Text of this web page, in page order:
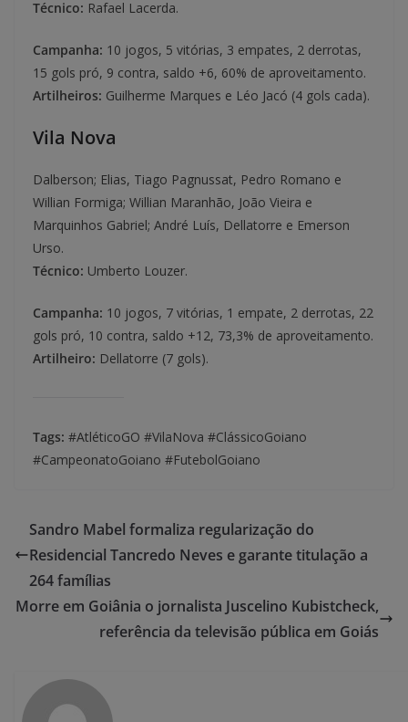
Técnico: Rafael Lacerda.
Campanha: 10 jogos, 5 vitórias, 3 empates, 2 derrotas,
15 gols pró, 9 contra, saldo +6, 60% de aproveitamento.
Artilheiros: Guilherme Marques e Léo Jacó (4 gols cada).
Vila Nova
Dalberson; Elias, Tiago Pagnussat, Pedro Romano e
Willian Formiga; Willian Maranhão, João Vieira e
Marquinhos Gabriel; André Luís, Dellatorre e Emerson
Urso.
Técnico: Umberto Louzer.
Campanha: 10 jogos, 7 vitórias, 1 empate, 2 derrotas, 22
gols pró, 10 contra, saldo +12, 73,3% de aproveitamento.
Artilheiro: Dellatorre (7 gols).
Tags: #AtléticoGO #VilaNova #ClássicoGoiano
#CampeonatoGoiano #FutebolGoiano
Sandro Mabel formaliza regularização do
Residencial Tancredo Neves e garante titulação a
264 famílias
Morre em Goiânia o jornalista Juscelino Kubistcheck,
referência da televisão pública em Goiás